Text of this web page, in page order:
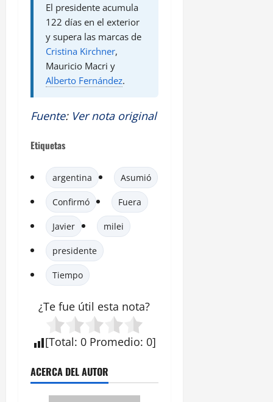
El presidente acumula
122 días en el exterior
y supera las marcas de
Cristina Kirchner,
Mauricio Macri y
Alberto Fernández.
Fuente: Ver nota original
Etiquetas
argentina Asumió
Confirmó Fuera
Javier milei
presidente
Tiempo
¿Te fue útil esta nota?
[Total: 0 Promedio: 0]
ACERCA DEL AUTOR